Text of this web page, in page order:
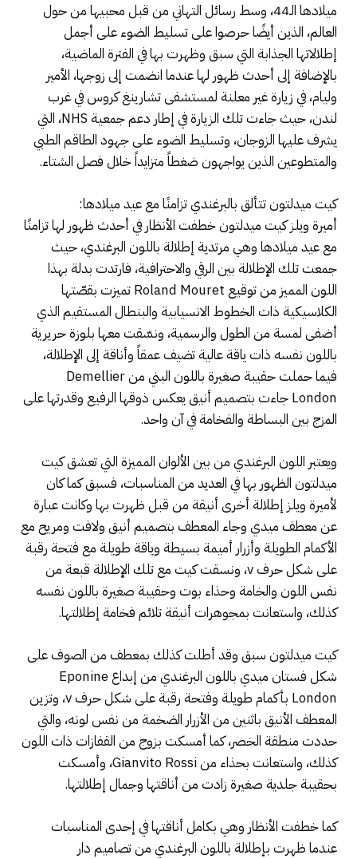
ميلادها الـ44، وسط رسائل التهاني من قبل محبيها من حول
العالم، الذين أيضًا حرصوا على تسليط الضوء على أجمل
إطلالاتها الجذابة التي سبق وظهرت بها في الفترة الماضية،
بالإضافة إلى أحدث ظهور لها عندما انضمت إلى زوجها، الأمير
وليام، في زيارة غير معلنة لمستشفى تشارينغ كروس في غرب
لندن، حيث جاءت تلك الزيارة في إطار دعم جمعية NHS، التي
يشرف عليها الزوجان، وتسليط الضوء على جهود الطاقم الطبي
والمتطوعين الذين يواجهون ضغطاً متزايداً خلال فصل الشتاء.
كيت ميدلتون تتألق بالبرغندي تزامنًا مع عيد ميلادها:
أميرة ويلز كيت ميدلتون خطفت الأنظار في أحدث ظهور لها تزامنًا
مع عيد ميلادها وهي مرتدية إطلالة باللون البرغندي، حيث
جمعت تلك الإطلالة بين الرقي والاحترافية، فارتدت بدلة بهذا
اللون المميز من توقيع Roland Mouret تميزت بقصّتها
الكلاسيكية ذات الخطوط الانسيابية والبنطال المستقيم الذي
أضفى لمسة من الطول والرسمية، ونسّقت معها بلوزة حريرية
باللون نفسه ذات ياقة عالية تضيف عمقاً وأناقة إلى الإطلالة،
فيما حملت حقيبة صغيرة باللون البني من Demellier
London جاءت بتصميم أنيق يعكس ذوقها الرفيع وقدرتها على
المزج بين البساطة والفخامة في آن واحد.
ويعتبر اللون البرغندي من بين الألوان المميزة التي تعشق كيت
ميدلتون الظهور بها في العديد من المناسبات، فسبق كما كان
لأميرة ويلز إطلالة أخرى أنيقة من قبل ظهرت بها وكانت عبارة
عن معطف ميدي وجاء المعطف بتصميم أنيق ولافت ومريح مع
الأكمام الطويلة وأزرار أميمة بسيطة وياقة طويلة مع فتحة رقبة
على شكل حرف v، ونسقت كيت مع تلك الإطلالة قبعة من
نفس اللون والخامة وحذاء بوت وحقيبة صغيرة باللون نفسه
كذلك، واستعانت بمجوهرات أنيقة تلائم فخامة إطلالتها.
كيت ميدلتون سبق وقد أطلت كذلك بمعطف من الصوف على
شكل فستان ميدي باللون البرغندي من إبداع Eponine
London بأكمام طويلة وفتحة رقبة على شكل حرف v، وتزين
المعطف الأنيق باثنين من الأزرار الضخمة من نفس لونه، والتي
حددت منطقة الخصر، كما أمسكت بزوج من القفازات ذات اللون
كذلك، واستعانت بحذاء من Gianvito Rossi، وأمسكت
بحقيبة جلدية صغيرة زادت من أناقتها وجمال إطلالتها.
كما خطفت الأنظار وهي بكامل أناقتها في إحدى المناسبات
عندما ظهرت بإطلالة باللون البرغندي من تصاميم دار